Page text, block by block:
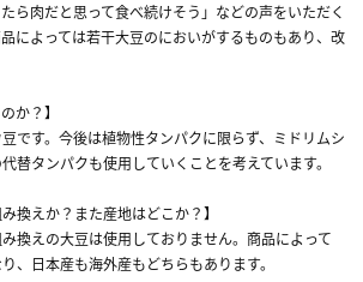
ら肉だと思って食べ続けそう」などの声をいただく
によっては若干大豆のにおいがするものもあり、改
か？】
です。今後は植物性タンパクに限らず、ミドリムシ
替タンパクも使用していくことを考えています。
換えか？また産地はどこか？】
換えの大豆は使用しておりません。商品によって
、日本産も海外産もどちらもあります。